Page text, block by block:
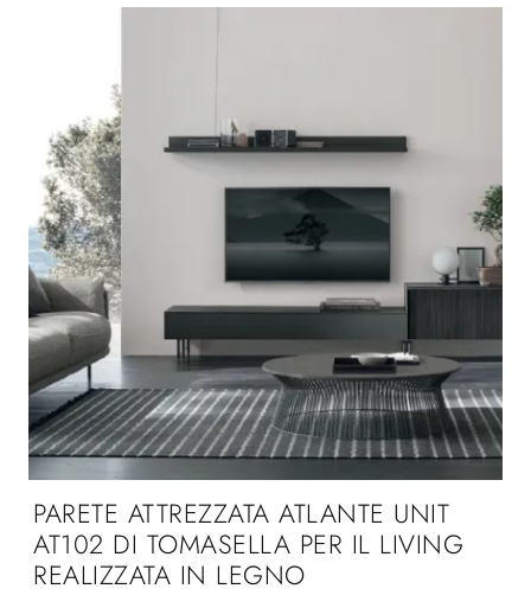
PARETE ATTREZZATA ATLANTE UNIT
AT102 DI TOMASELLA PER IL LIVING
REALIZZATA IN LEGNO